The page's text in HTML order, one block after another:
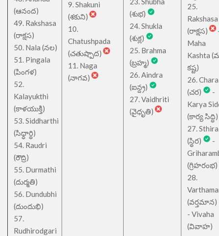
(ఆనంద)
49. Rakshasa
(రాక్షస)
50. Nala (నల)
51. Pingala
(పింగళ)
52.
Kalayukthi
(కాళయుక్తి)
53. Siddharthi
(సిధ్ధార్థి)
54. Raudri
(రౌద్రి)
55. Durmathi
(దుర్మతి)
56. Dundubhi
(దుందుభి)
57.
Rudhirodgari
9. Shakuni
(శకుని)
10.
Chatushpada
(చతుష్పాద)
11. Naga
(నాగవ)
(శుభ)
24. Shukla
(శుక్ల)
25. Brahma
(బ్రహ్మ)
26. Aindra
(ఐన్ద్ర)
27. Vaidhriti
(వైధృతి)
25.
Rakshasa
(రాక్షస)
Maha
Kashta
కష్ట)
26. Chara
(చర)
-
Karya
(కార్య సిద్ధి)
27. Sthira
(స్థిర)
-
(గ్రిహరంభ)
28.
(వర్తమాన)
- Vivaha
(వివాహ)